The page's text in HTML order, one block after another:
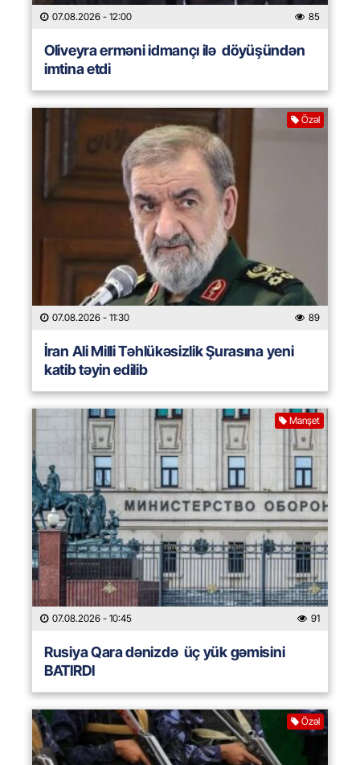
07.08.2026 - 12:00 85
Oliveyra erməni idmançı ilə döyüşündən
imtina etdi
Özəl
07.08.2026 - 11:30 89
İran Ali Milli Təhlükəsizlik Şurasına yeni
katib təyin edilib
Manşet
07.08.2026 - 10:45 91
Rusiya Qara dənizdə üç yük gəmisini
BATIRDI
Özəl